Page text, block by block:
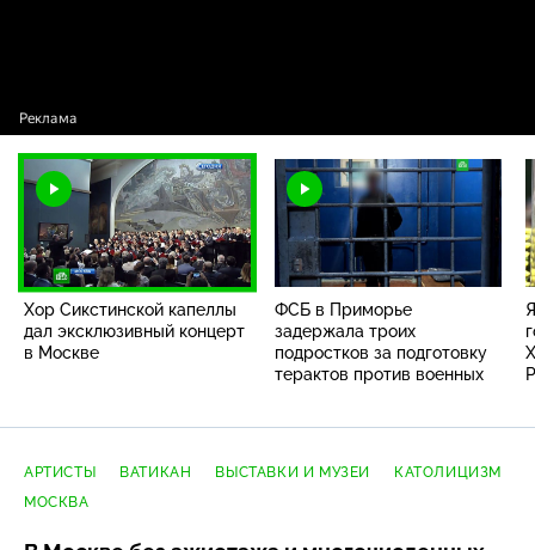
Хор Сикстинской капеллы
дал эксклюзивный концерт
в Москве
ФСБ в Приморье
задержала троих
подростков за подготовку
терактов против военных
АРТИСТЫ ВАТИКАН ВЫСТАВКИ И МУЗЕИ
КАТОЛИЦИЗМ
МОСКВА